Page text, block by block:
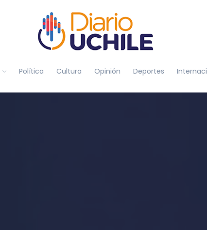
Política Cultura Opinión Deportes